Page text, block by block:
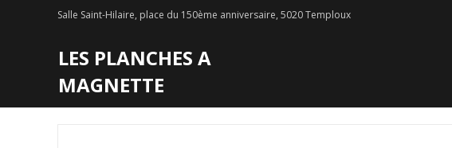
Salle Saint-Hilaire, place du 150ème anniversaire, 5020 Temploux
LES PLANCHES A
MAGNETTE